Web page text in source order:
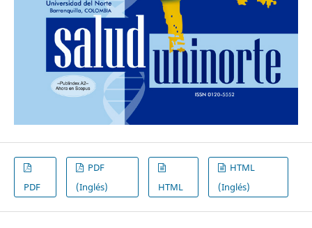
PDF
PDF
(Inglés)
HTML
HTML
(Inglés)